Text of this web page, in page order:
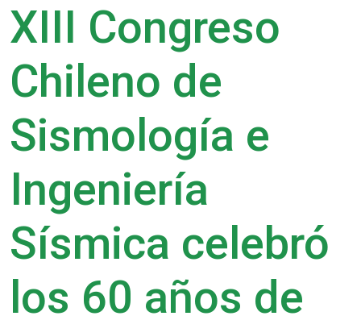
XIII Congreso
Chileno de
Sismología e
Ingeniería
Sísmica celebró
los 60 años de